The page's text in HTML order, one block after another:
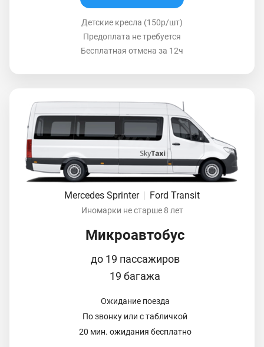
Детские кресла (150р/шт)
Предоплата не требуется
Бесплатная отмена за 12ч
Mercedes Sprinter | Ford Transit
Иномарки не старше 8 лет
Микроавтобус
до 19 пассажиров
19 багажа
Ожидание поезда
По звонку или с табличкой
20 мин. ожидания бесплатно